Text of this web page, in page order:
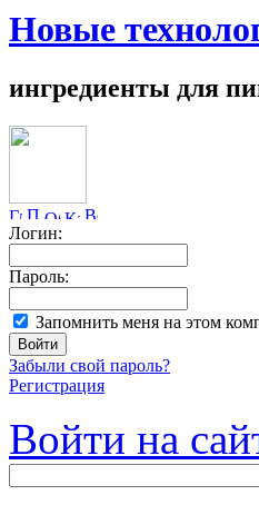
Новые
ингредиенты для
Логин:
Пароль:
Запомнить меня на этом
Забыли свой пароль?
Регистрация
Войти на